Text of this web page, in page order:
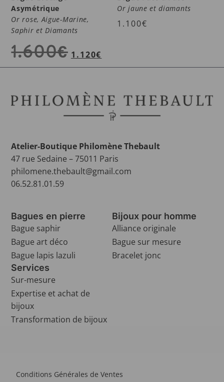
Asymétrique
Or rose, Aigue-Marine,
Saphir et Diamants
1.600€ 1.120€
Or jaune et diamants
1.100€
Atelier-Boutique Philomène Thebault
47 rue Sedaine – 75011 Paris
philomene.thebault@gmail.com
06.52.81.01.59
Bagues en pierre
Bague saphir
Bague art déco
Bague lapis lazuli
Bijoux pour homme
Alliance originale
Bague sur mesure
Bracelet jonc
Services
Sur-mesure
Expertise et achat de
bijoux
Transformation de bijoux
Conditions Générales de Ventes